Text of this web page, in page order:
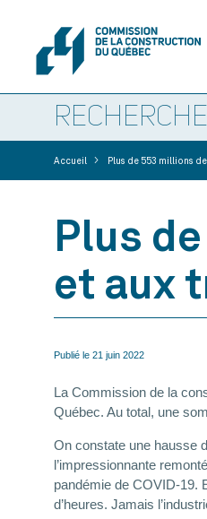
Accueil > Plus de 553 millions
Plus
et aux
Publié le 21 juin 2022
La Commission de la
Québec. Au total, une
On constate une hausse
l’impressionnante
pandémie de COVID-19.
d’heures. Jamais